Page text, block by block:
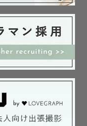
にとことん向き合
ーンなど
！
グなど